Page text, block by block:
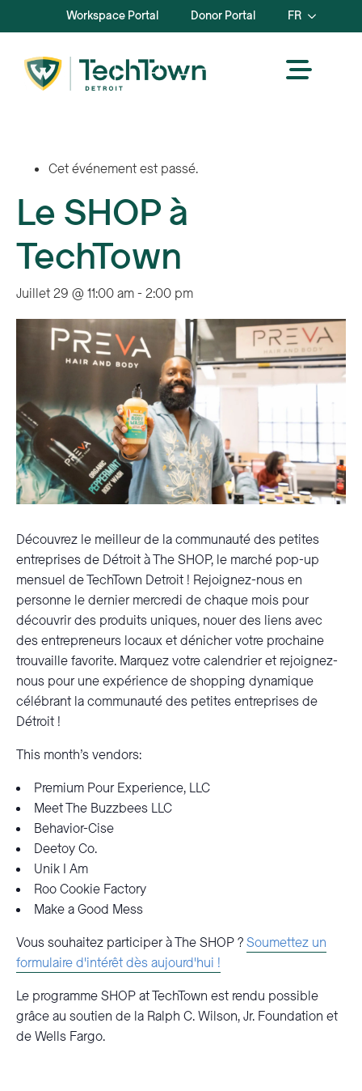
Workspace Portal Donor Portal FR
Cet événement est passé.
Le SHOP à
TechTown
Juillet 29 @ 11:00 am- 2:00 pm
Découvrez le meilleur de la communauté des petites
entreprises de Détroit à The SHOP, le marché pop-up
mensuel de TechTown Detroit ! Rejoignez-nous en
personne le dernier mercredi de chaque mois pour
découvrir des produits uniques, nouer des liens avec
des entrepreneurs locaux et dénicher votre prochaine
trouvaille favorite. Marquez votre calendrier et rejoignez-
nous pour une expérience de shopping dynamique
célébrant la communauté des petites entreprises de
Détroit !
This month’s vendors:
Premium Pour Experience, LLC
Meet The Buzzbees LLC
Behavior-Cise
Deetoy Co.
Unik I Am
Roo Cookie Factory
Make a Good Mess
Vous souhaitez participer à The SHOP ?Soumettez un
formulaire d'intérêt dès aujourd'hui !
Le programme SHOP at TechTown est rendu possible
grâce au soutien de la Ralph C. Wilson, Jr. Foundation et
de Wells Fargo.